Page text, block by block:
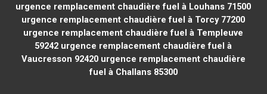
urgence remplacement chaudière fuel à Louhans 71500
urgence remplacement chaudière fuel à Torcy 77200
urgence remplacement chaudière fuel à Templeuve
59242 urgence remplacement chaudière fuel à
Vaucresson 92420urgence remplacement chaudière
fuel à Challans 85300